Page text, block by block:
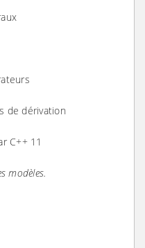
de dérivation
C++ 11
modèles.